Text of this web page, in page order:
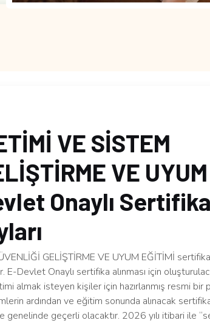
VE SİSTEM
VE UYUM
Onaylı
GELİŞTİRME VE UYUM EĞİTİMİ
Devlet Onaylı sertifika alınması için
almak isteyen kişiler için hazırlanmış resmi bir
ardından ve eğitim sonunda alınacak
genelinde geçerli olacaktır. 2026 yılı itibari ile